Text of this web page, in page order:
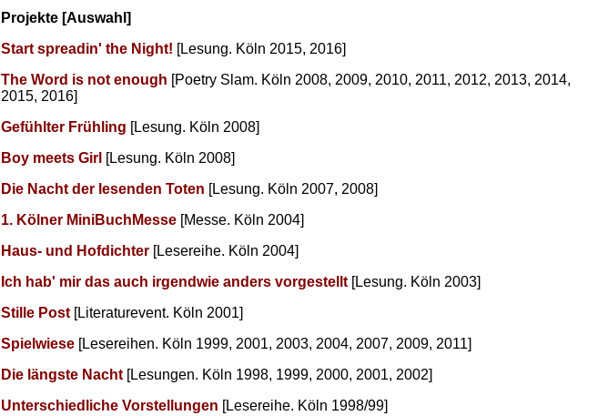
Projekte [Auswahl]
Start spreadin' the Night! [Lesung. Köln 2015, 2016]
The Word is not enough [Poetry Slam. Köln 2008, 2009, 2010, 2011, 2012, 2013, 2014,
2015, 2016]
Gefühlter Frühling [Lesung. Köln 2008]
Boy meets Girl [Lesung. Köln 2008]
Die Nacht der lesenden Toten [Lesung. Köln 2007, 2008]
1. Kölner MiniBuchMesse [Messe. Köln 2004]
Haus- und Hofdichter [Lesereihe. Köln 2004]
Ich hab' mir das auch irgendwie anders vorgestellt [Lesung. Köln 2003]
Stille Post [Literaturevent. Köln 2001]
Spielwiese [Lesereihen. Köln 1999, 2001, 2003, 2004, 2007, 2009, 2011]
Die längste Nacht [Lesungen. Köln 1998, 1999, 2000, 2001, 2002]
Unterschiedliche Vorstellungen [Lesereihe. Köln 1998/99]